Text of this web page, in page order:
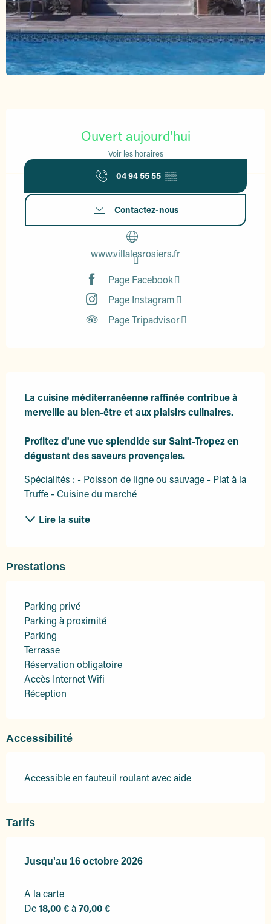
Ouvert aujourd'hui
Voir les horaires
04 94 55 55 ▒▒
Contactez-nous
www.villalesrosiers.fr
Page Facebook
Page Instagram
Page Tripadvisor
La cuisine méditerranéenne raffinée contribue à
merveille au bien-être et aux plaisirs culinaires.
Profitez d'une vue splendide sur Saint-Tropez en
dégustant des saveurs provençales.
Spécialités : - Poisson de ligne ou sauvage - Plat à la
Truffe - Cuisine du marché
Lire la suite
Prestations
Parking privé
Parking à proximité
Parking
Terrasse
Réservation obligatoire
Accès Internet Wifi
Réception
Accessibilité
Accessible en fauteuil roulant avec aide
Tarifs
Du3 avril 2026au16 octobre 2026
Jusqu'au 16 octobre 2026
A la carte
De18,00 €à70,00 €